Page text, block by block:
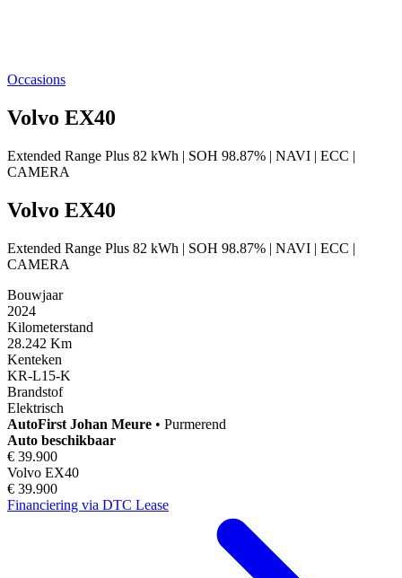
Occasions
Volvo EX40
Extended Range Plus 82 kWh | SOH 98.87% | NAVI | ECC |
CAMERA
Volvo EX40
Extended Range Plus 82 kWh | SOH 98.87% | NAVI | ECC |
CAMERA
Bouwjaar
2024
Kilometerstand
28.242 Km
Kenteken
KR-L15-K
Brandstof
Elektrisch
AutoFirst Johan Meure • Purmerend
Auto beschikbaar
€ 39.900
Volvo EX40
€ 39.900
Financiering via DTC Lease